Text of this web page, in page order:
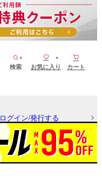
検索 お気に入り カート
ログイン/発行する